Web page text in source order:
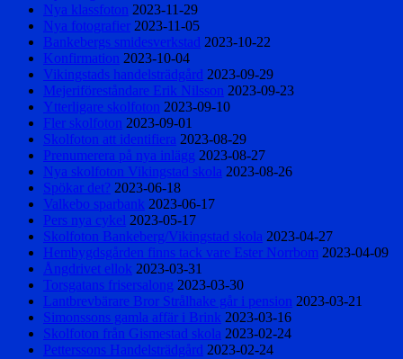
Nya klassfoton 2023-11-29
Nya fotografier 2023-11-05
Bankebergs smidesverkstad 2023-10-22
Konfirmation 2023-10-04
Vikingstads handelsträdgård 2023-09-29
Mejeriföreståndare Erik Nilsson 2023-09-23
Ytterligare skolfoton 2023-09-10
Fler skolfoton 2023-09-01
Skolfoton att identifiera 2023-08-29
Prenumerera på nya inlägg 2023-08-27
Nya skolfoton Vikingstad skola 2023-08-26
Spökar det? 2023-06-18
Valkebo sparbank 2023-06-17
Pers nya cykel 2023-05-17
Skolfoton Bankeberg/Vikingstad skola 2023-04-27
Hembygdsgården finns tack vare Ester Norrbom 2023-04-09
Ångdrivet ellok 2023-03-31
Torsgatans frisersalong 2023-03-30
Lantbrevbärare Bror Strålhake går i pension 2023-03-21
Simonssons gamla affär i Brink 2023-03-16
Skolfoton från Gismestad skola 2023-02-24
Petterssons Handelsträdgård 2023-02-24